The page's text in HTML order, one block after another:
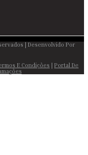
| Desenvolvido Por
E Condições | Portal De